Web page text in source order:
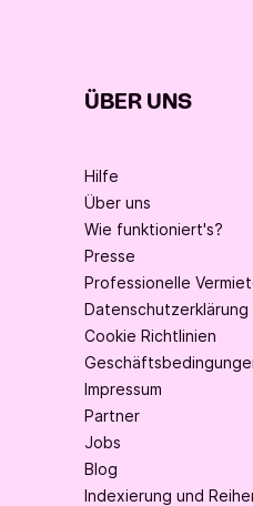
ÜBER UNS
Hilfe
Über uns
Wie funktioniert's?
Presse
Professionelle
Datenschutzerklärung
Cookie Richtlinien
Impressum
Partner
Jobs
Blog
Indexierung und